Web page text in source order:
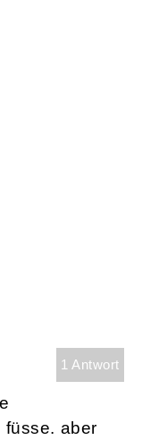
1 Antwort
füsse. aber